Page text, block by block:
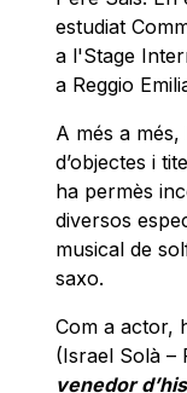
estudiat
a l'Stage
a Reggio
A més a
d’objectes i
ha permès
diversos
musical de
saxo.
Com a actor,
(Israel Solà –
venedor